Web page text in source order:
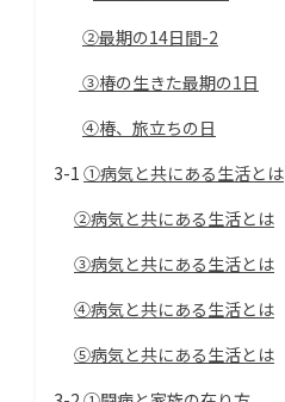
②最期の14日間-2
③椿の生きた最期の1日
④椿、旅立ちの日
3-1 ①病気と共にある生活とは
②病気と共にある生活とは
③病気と共にある生活とは
④病気と共にある生活とは
⑤病気と共にある生活とは